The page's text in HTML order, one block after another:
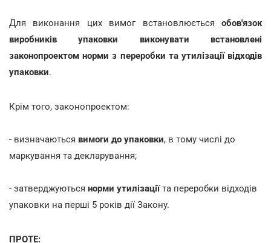
Для виконання цих вимог встановлюється обов'язок
виробників упаковки виконувати встановлені
законопроектом норми з переробки та утилізації відходів
упаковки.
Крім того, законопроектом:
- визначаються вимоги до упаковки, в тому числі до
маркування та декларування;
- затверджуються норми утилізаціїта переробки відходів
упаковки на перші 5 років дії Закону.
ПРОТЕ: